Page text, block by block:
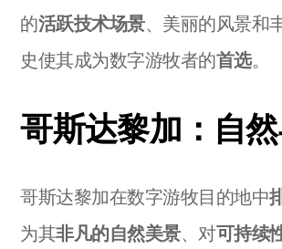
的活跃技术场景、美丽的风景和
史使其成为数字游牧者的首选。
哥斯达黎加：自
哥斯达黎加在数字游牧目的地中
为其非凡的自然美景、对可持续